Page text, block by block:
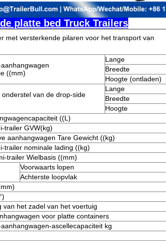
platte bed Truck Trailers
met versterkende pilaren voor het transport van
((mm)
Lange
Breedte
Hoogte (ontladen)
van de drop-side
Lange
Breedte
Hoogte
((L)
trailer GVW(kg)
aanhangwagen Tare Gewicht ((kg)
trailer nominale lading ((kg)
trailer Wielbasis ((mm)
Voorwaarts lopen
Achterste loopvlak
van het zadel van het voertuig
voor platte containers
ascellecapaciteit kg